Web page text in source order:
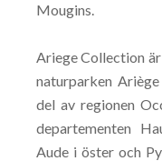
Mougins.
Ariege Collection
naturparken
del av regionen
departementen
Aude i öster och